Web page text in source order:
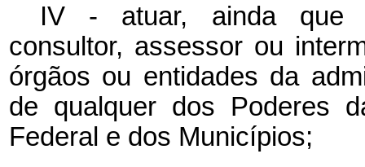
IV - atuar, ainda que
consultor, assessor ou
órgãos ou entidades da
de qualquer dos Poderes
Federal e dos Municípios;